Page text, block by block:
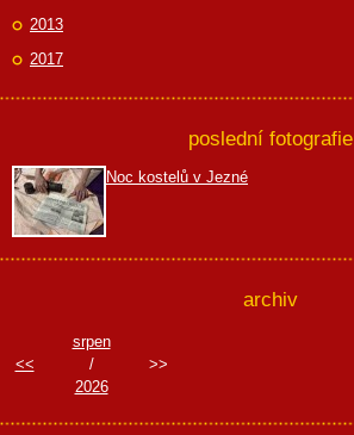
2013
2017
poslední fotografie
Noc kostelů v Jezné
archiv
<<
srpen
/
2026
>>